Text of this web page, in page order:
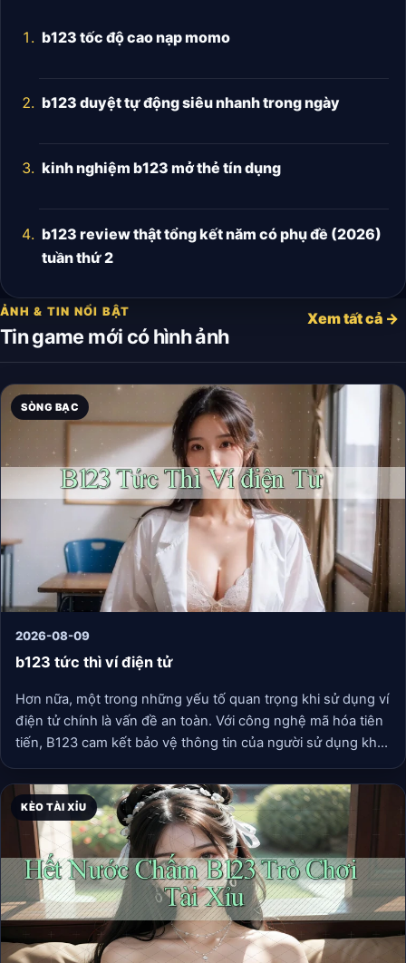
b123 tốc độ cao nạp momo
b123 duyệt tự động siêu nhanh trong ngày
kinh nghiệm b123 mở thẻ tín dụng
b123 review thật tổng kết năm có phụ đề (2026)
tuần thứ 2
ẢNH & TIN NỔI BẬT
Tin game mới có hình ảnh
Xem tất cả →
SÒNG BẠC
2026-08-09
b123 tức thì ví điện tử
Hơn nữa, một trong những yếu tố quan trọng khi sử dụng ví
điện tử chính là vấn đề an toàn. Với công nghệ mã hóa tiên
tiến, B123 cam kết bảo vệ thông tin của người sử dụng khỏi
những mối đe dọa từ tội phạm mạng. Bạn có thể thoải mái
thanh toán mà không cần lo lắng về vấn đề bị đánh cắp
thông tin cá nhân hay tài khoản ngân hàng.
KÈO TÀI XỈU